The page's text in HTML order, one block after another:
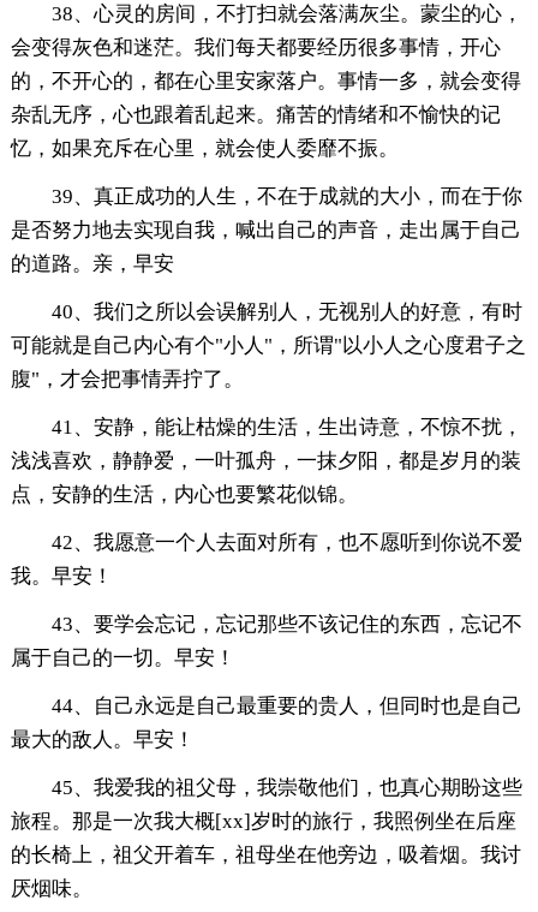
38、心灵的房间，不打扫就会落满灰尘。蒙尘的心，
会变得灰色和迷茫。我们每天都要经历很多事情，开心
的，不开心的，都在心里安家落户。事情一多，就会变得
杂乱无序，心也跟着乱起来。痛苦的情绪和不愉快的记
忆，如果充斥在心里，就会使人委靡不振。
39、真正成功的人生，不在于成就的大小，而在于你
是否努力地去实现自我，喊出自己的声音，走出属于自己
的道路。亲，早安
40、我们之所以会误解别人，无视别人的好意，有时
可能就是自己内心有个"小人"，所谓"以小人之心度君子之
腹"，才会把事情弄拧了。
41、安静，能让枯燥的生活，生出诗意，不惊不扰，
浅浅喜欢，静静爱，一叶孤舟，一抹夕阳，都是岁月的装
点，安静的生活，内心也要繁花似锦。
42、我愿意一个人去面对所有，也不愿听到你说不爱
我。早安！
43、要学会忘记，忘记那些不该记住的东西，忘记不
属于自己的一切。早安！
44、自己永远是自己最重要的贵人，但同时也是自己
最大的敌人。早安！
45、我爱我的祖父母，我崇敬他们，也真心期盼这些
旅程。那是一次我大概[xx]岁时的旅行，我照例坐在后座
的长椅上，祖父开着车，祖母坐在他旁边，吸着烟。我讨
厌烟味。